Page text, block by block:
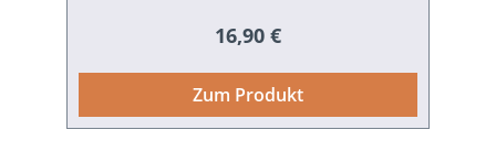
edierten Neuausgabe wurde dieses seit
aufgelegt – mit dem Originaltext und der
sowie mit sachkundigen Kommentaren
Regulärer Preis:
16,90 €
Zum Produkt